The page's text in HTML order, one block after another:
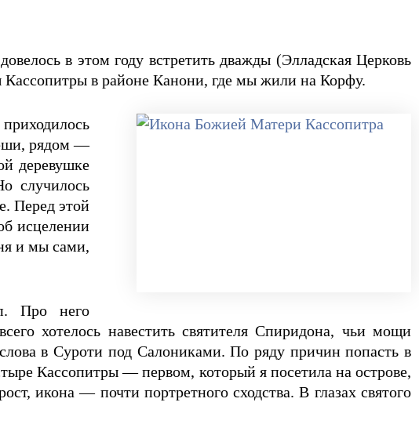
в этом году встретить дважды (Элладская Церковь
в районе Канони, где мы жили на Корфу.
рядом —
деревушке
случилось
Перед этой
исцелении
и мы сами,
Про него
хотелось навестить святителя Спиридона, чьи мощи
в Суроти под Салониками. По ряду причин попасть в
Кассопитры — первом, который я посетила на острове,
икона — почти портретного сходства. В глазах святого